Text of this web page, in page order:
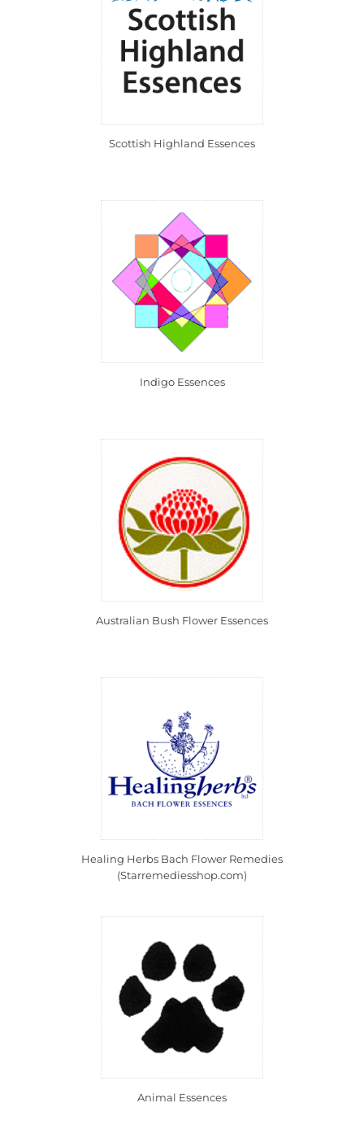
Scottish Highland Essences
Indigo Essences
Australian Bush Flower Essences
Healing Herbs Bach Flower Remedies
(Starremediesshop.com)
Animal Essences